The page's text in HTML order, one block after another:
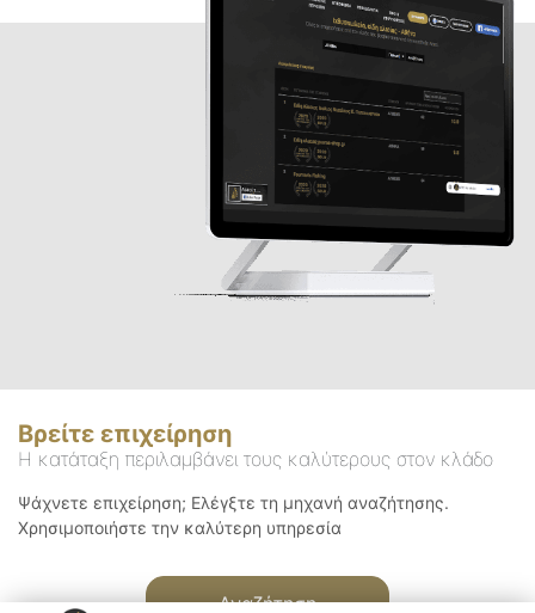
Βρείτε επιχείρηση
Η κατάταξη περιλαμβάνει τους καλύτερους στον κλάδο
Ψάχνετε επιχείρηση; Ελέγξτε τη μηχανή αναζήτησης.
Χρησιμοποιήστε την καλύτερη υπηρεσία
Αναζήτηση